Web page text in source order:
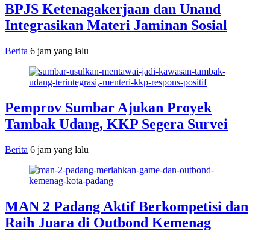
BPJS Ketenagakerjaan dan Unand
Integrasikan Materi Jaminan Sosial
Berita 6 jam yang lalu
Pemprov Sumbar Ajukan Proyek
Tambak Udang, KKP Segera Survei
Berita 6 jam yang lalu
MAN 2 Padang Aktif Berkompetisi dan
Raih Juara di Outbond Kemenag